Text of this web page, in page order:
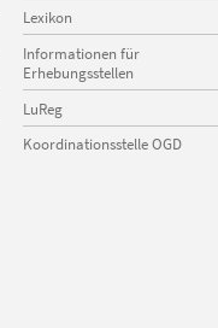
Lexikon
Informationen für
Erhebungsstellen
LuReg
Koordinationsstelle OGD